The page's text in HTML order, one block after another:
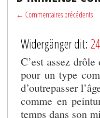
← Commentaires précédents
Widergänger dit:
C’est assez
pour un type
d’outrepasser
comme en
temps dans son